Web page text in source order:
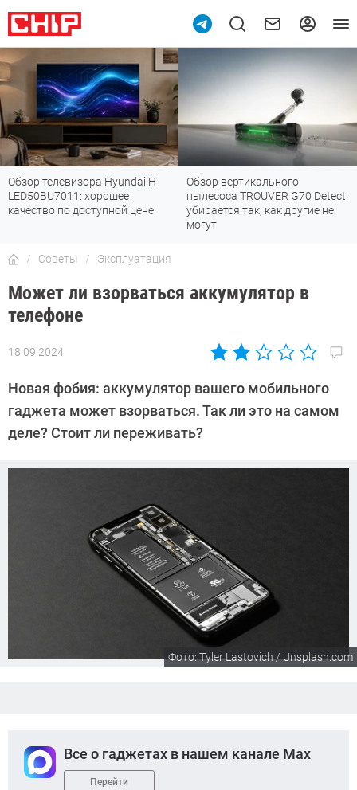
Обзор телевизора Hyundai H-
LED50BU7011: хорошее
качество по доступной цене
Обзор вертикального
пылесоса TROUVER G70 Detect:
убирается так, как другие не
могут
Советы Эксплуатация
Может ли взорваться аккумулятор в
телефоне
18.09.2024
Автор:
Новая фобия: аккумулятор вашего мобильного
гаджета может взорваться. Так ли это на самом
деле? Стоит ли переживать?
Фото: Tyler Lastovich / Unsplash.com
Все о гаджетах в нашем канале Max
Перейти